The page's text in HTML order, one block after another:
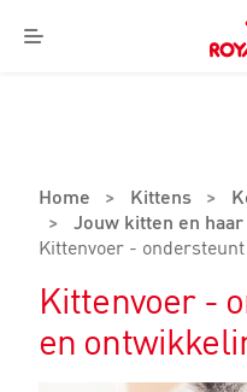
Menu
Home > Kittens >
> Jouw kitten en
Kittenvoer -
Kittenvoer -
en